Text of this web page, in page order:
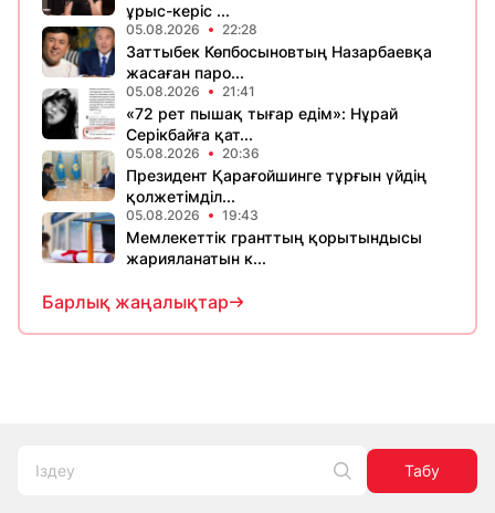
ұрыс-керіс ...
05.08.2026 22:28
Заттыбек Көпбосыновтың Назарбаевқа
жасаған паро...
05.08.2026 21:41
«72 рет пышақ тығар едім»: Нұрай
Серікбайға қат...
05.08.2026 20:36
Президент Қарағойшинге тұрғын үйдің
қолжетімділ...
05.08.2026 19:43
Мемлекеттік гранттың қорытындысы
жарияланатын к...
Барлық жаңалықтар
Табу